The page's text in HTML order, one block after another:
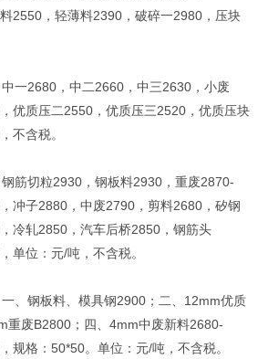
2550，轻薄料2390，破碎一2980，压块
一2680，中二2660，中三2630，小废
优质压二2550，优质压三2520，优质压块
不含税。
筋切粒2930，钢板料2930，重废2870-
冲子2880，中废2790，剪料2680，矽钢
冷轧2850，汽车后桥2850，钢筋头
单位：元/吨，不含税。
、钢板料、模具钢2900；二、12mm优质
重废B2800；四、4mm中废新料2680-
规格：50*50。单位：元/吨，不含税。